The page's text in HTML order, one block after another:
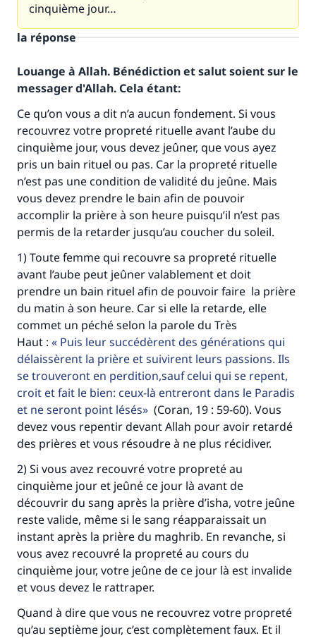
cinquième jour…
la réponse
Louange à Allah. Bénédiction et salut soient sur le
messager d'Allah. Cela étant:
Ce qu’on vous a dit n’a aucun fondement. Si vous
recouvrez votre propreté rituelle avant l’aube du
cinquième jour, vous devez jeûner, que vous ayez
pris un bain rituel ou pas. Car la propreté rituelle
n’est pas une condition de validité du jeûne. Mais
vous devez prendre le bain afin de pouvoir
accomplir la prière à son heure puisqu’il n’est pas
permis de la retarder jusqu’au coucher du soleil.
1) Toute femme qui recouvre sa propreté rituelle
avant l’aube peut jeûner valablement et doit
prendre un bain rituel afin de pouvoir faire la prière
du matin à son heure. Car si elle la retarde, elle
commet un péché selon la parole du Très
Haut :
Puis leur succédèrent des générations qui
délaissèrent la prière et suivirent leurs passions. Ils
se trouveront en perdition,sauf celui qui se repent,
croit et fait le bien: ceux-là entreront dans le Paradis
et ne seront point lésés
(Coran, 19 : 59-60). Vous
devez vous repentir devant Allah pour avoir retardé
des prières et vous résoudre à ne plus récidiver.
2) Si vous avez recouvré votre propreté au
cinquième jour et jeûné ce jour là avant de
découvrir du sang après la prière d’isha, votre jeûne
reste valide, même si le sang réapparaissait un
instant après la prière du maghrib. En revanche, si
vous avez recouvré la propreté au cours du
cinquième jour, votre jeûne de ce jour là est invalide
et vous devez le rattraper.
Quand à dire que vous ne recouvrez votre propreté
qu’au septième jour, c’est complètement faux. Et il
Faites une différence dans la vie de
millions de personnes grâce à votre
contribution
Aidez nous à apporter des réponses.